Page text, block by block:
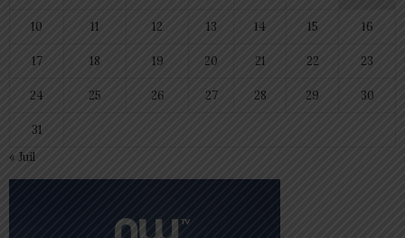
10 11 12 13 14 15 16
17 18 19 20 21 22 23
24 25 26 27 28 29 30
31
« Juil